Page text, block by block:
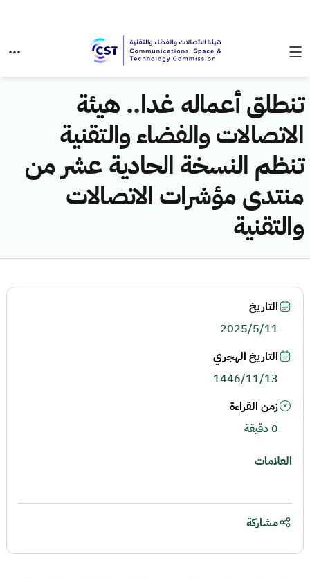
تنطلق أعماله غدا.. هيئة
الاتصالات والفضاء والتقنية
تنظم النسخة الحادية عشر من
منتدى مؤشرات الاتصالات
والتقنية
التاريخ
2025/5/11
التاريخ الهجري
1446/11/13
زمن القراءة
0 دقيقة
العلامات
مشاركة